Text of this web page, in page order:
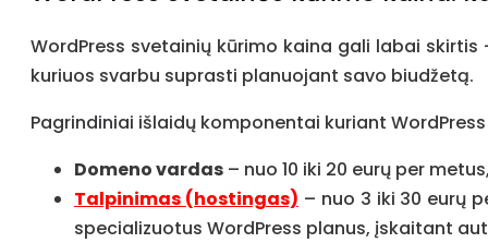
WordPress svetainių kūrimo kaina gali labai
kuriuos svarbu suprasti planuojant savo biudžetą.
Pagrindiniai išlaidų komponentai kuriant
Domeno vardas – nuo 10 iki 20 eurų per
Talpinimas (hostingas) – nuo 3 iki 30 eurų
specializuotus WordPress planus, įskaitant